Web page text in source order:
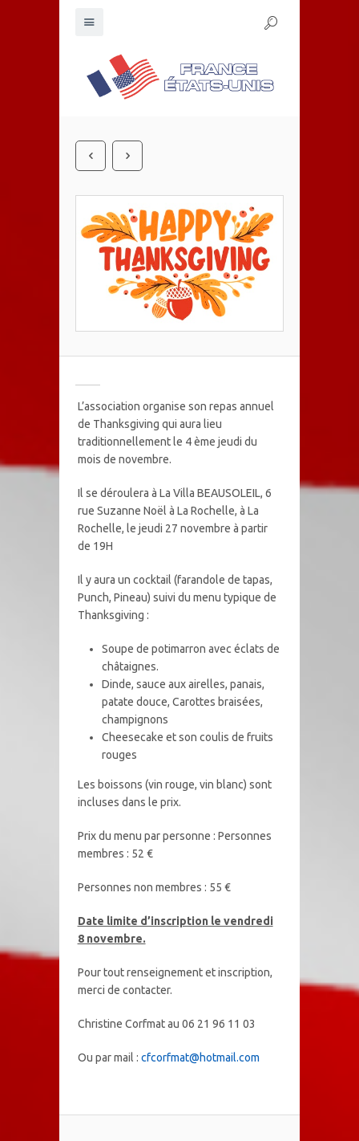
L’association organise son repas annuel
de Thanksgiving qui aura lieu
traditionnellement le 4 ème jeudi du
mois de novembre.
Il se déroulera à La Villa BEAUSOLEIL, 6
rue Suzanne Noël à La Rochelle, à La
Rochelle, le jeudi 27 novembre à partir
de 19H
Il y aura un cocktail (farandole de tapas,
Punch, Pineau) suivi du menu typique de
Thanksgiving :
Soupe de potimarron avec éclats de
châtaignes.
Dinde, sauce aux airelles, panais,
patate douce, Carottes braisées,
champignons
Cheesecake et son coulis de fruits
rouges
Les boissons (vin rouge, vin blanc) sont
incluses dans le prix.
Prix du menu par personne : Personnes
membres : 52 €
Personnes non membres : 55 €
Date limite d’inscription le vendredi
8 novembre.
Pour tout renseignement et inscription,
merci de contacter.
Christine Corfmat au 06 21 96 11 03
Ou par mail : cfcorfmat@hotmail.com